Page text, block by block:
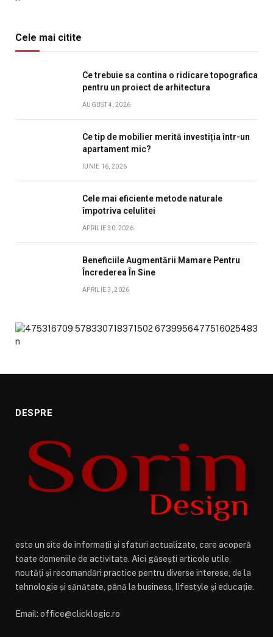
Cele mai citite
Ce trebuie sa contina o ridicare topografica
pentru un proiect de arhitectura
AUGUST 4, 2026
Ce tip de mobilier merită investiția într-un
apartament mic?
IUNIE 16, 2026
Cele mai eficiente metode naturale
împotriva celulitei
APRILIE 30, 2026
Beneficiile Augmentării Mamare Pentru
Încrederea În Sine
APRILIE 3, 2026
DESPRE
este un site de informații și sfaturi actualizate, care acoperă
toate domeniile de activitate. Aici găsești articole utile,
noutăți și recomandări practice pentru diverse interese, de la
tehnologie și sănătate, până la business, lifestyle și educație.
Email: office@clicklogic.ro